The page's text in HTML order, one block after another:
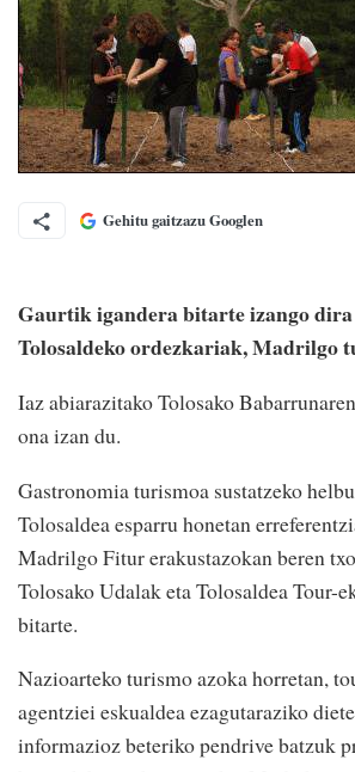
Gehitu gaitzazu Googlen
Gaurtik igandera bitarte izango dira
Tolosaldeko ordezkariak, Madrilgo
Iaz abiarazitako Tolosako
ona izan du.
Gastronomia turismoa sustatzeko
Tolosaldea esparru honetan
Madrilgo Fitur erakustazokan beren
Tolosako Udalak eta Tolosaldea Tour-
bitarte.
Nazioarteko turismo azoka horretan,
agentziei eskualdea ezagutaraziko
informazioz beteriko pendrive batzuk